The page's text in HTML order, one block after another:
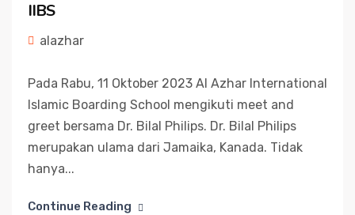
IIBS
alazhar
Pada Rabu, 11 Oktober 2023 Al Azhar International
Islamic Boarding School mengikuti meet and
greet bersama Dr. Bilal Philips. Dr. Bilal Philips
merupakan ulama dari Jamaika, Kanada. Tidak
hanya...
Continue Reading